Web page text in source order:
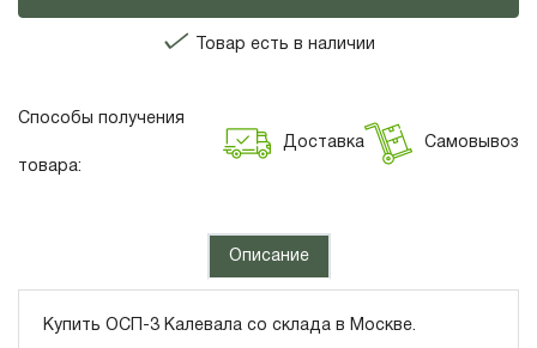
Товар есть в наличии
Способы получения
товара:
Доставка Самовывоз
Описание
Купить ОСП-3 Калевала со склада в Москве.